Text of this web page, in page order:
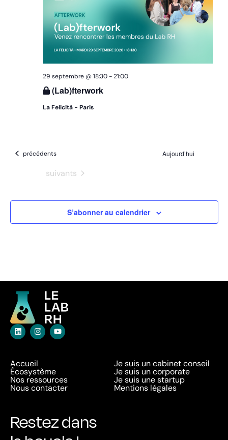
(Lab)fterwork
29 septembre @ 18:30-21:00
La Felicità - Paris
Évènements
précédents Aujourd’hui
Évènements
suivants
S’abonner au calendrier
Accueil
Écosystème
Nos ressources
Nous contacter
Je suis un cabinet conseil
Je suis un corporate
Je suis une startup
Mentions légales
Restez dans